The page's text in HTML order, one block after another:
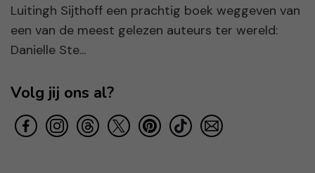
Luitingh Sijthoff een prachtig boek weggeven van
een van de meest gelezen auteurs ter wereld:
Danielle Ste...
Volg jij ons al?